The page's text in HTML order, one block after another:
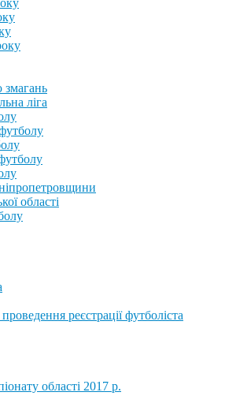
змагань
ліга
області
реєстрації футболіста
області 2017 р.